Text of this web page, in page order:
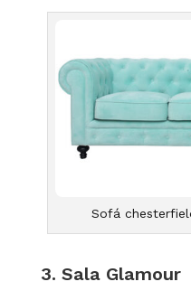
Sofá
3. Sala Glamour